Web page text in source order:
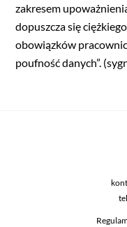
zakresem
dopuszcza się
obowiązków
poufność danych”.